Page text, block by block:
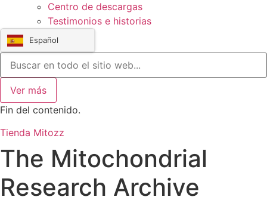
Centro de descargas
Testimonios e historias
Español
Ver más
Fin del contenido.
Tienda Mitozz
The Mitochondrial
Research Archive